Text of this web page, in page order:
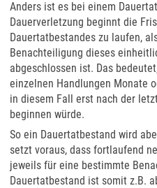
Anders ist es bei einem
Dauerverletzung beginnt die
Dauertatbestandes zu laufen,
Benachteiligung dieses
abgeschlossen ist. Das
einzelnen Handlungen Monate
in diesem Fall erst nach der
beginnen würde.
So ein Dauertatbestand wird
setzt voraus, dass fortlaufend
jeweils für eine bestimmte
Dauertatbestand ist somit z.B.